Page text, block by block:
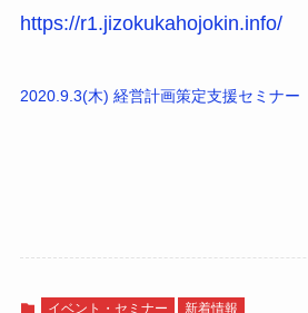
https://r1.jizokukahojokin.info/
2020.9.3(木) 経営計画策定支援セミナー
イベント・セミナー 新着情報